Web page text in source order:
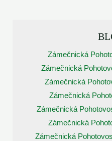
Zámečnická
Zámečnická
Zámečnická
Zámečnická
Zámečnická
Zámečnická
Zámečnická